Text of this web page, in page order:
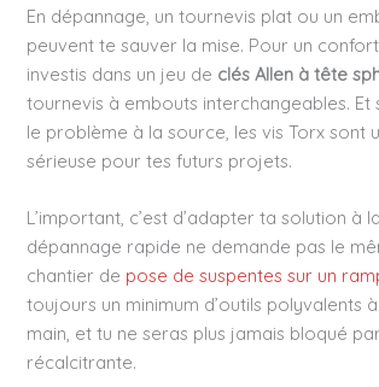
En dépannage, un tournevis plat ou un
peuvent te sauver la mise. Pour un
investis dans un jeu de clés Allen à tête
tournevis à embouts interchangeables. Et
le problème à la source, les vis Torx sont
sérieuse pour tes futurs projets.
L’important, c’est d’adapter ta solution à
dépannage rapide ne demande pas le
chantier de pose de suspentes sur un
toujours un minimum d’outils polyvalents
main, et tu ne seras plus jamais bloqué
récalcitrante.